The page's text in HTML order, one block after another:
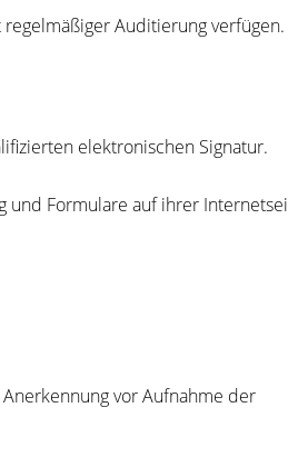
Auditierung verfügen.
elektronischen Signatur.
und Formulare auf ihrer
vor Aufnahme der